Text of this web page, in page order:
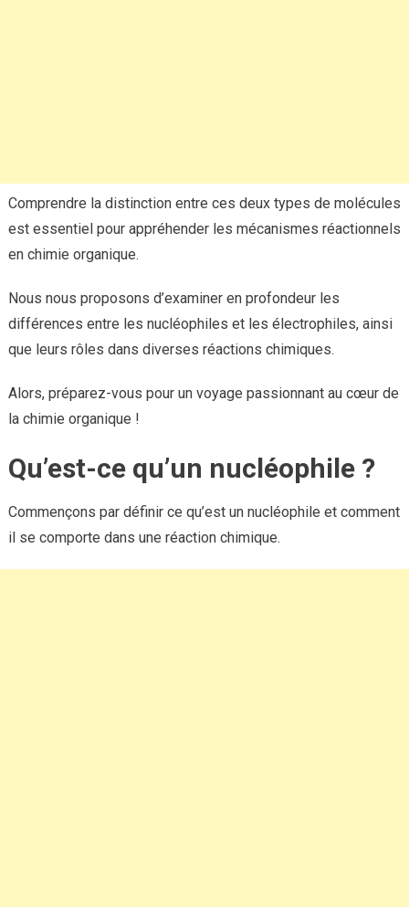
Comprendre la distinction entre ces deux types de molécules
est essentiel pour appréhender les mécanismes réactionnels
en chimie organique.
Nous nous proposons d’examiner en profondeur les
différences entre les nucléophiles et les électrophiles, ainsi
que leurs rôles dans diverses réactions chimiques.
Alors, préparez-vous pour un voyage passionnant au cœur de
la chimie organique !
Qu’est-ce qu’un nucléophile ?
Commençons par définir ce qu’est un nucléophile et comment
il se comporte dans une réaction chimique.